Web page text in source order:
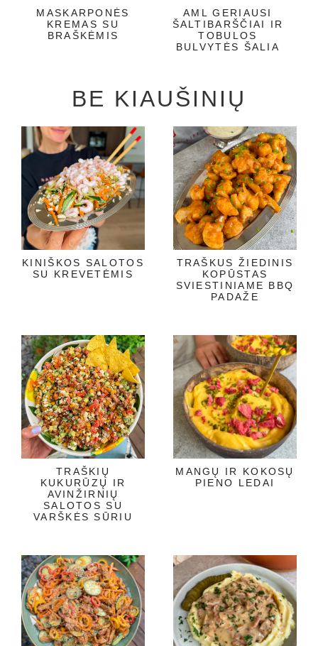
MASKARPONĖS
KREMAS SU
BRAŠKĖMIS
AML GERIAUSI
ŠALTIBARŠČIAI IR
TOBULOS
BULVYTĖS ŠALIA
BE KIAUŠINIŲ
KINIŠKOS SALOTOS
SU KREVETĖMIS
TRAŠKUS ŽIEDINIS
KOPŪSTAS
SVIESTINIAME BBQ
PADAŽE
TRAŠKIŲ
KUKURŪZŲ IR
AVINŽIRNIŲ
SALOTOS SU
VARŠKĖS SŪRIU
MANGŲ IR KOKOSŲ
PIENO LEDAI